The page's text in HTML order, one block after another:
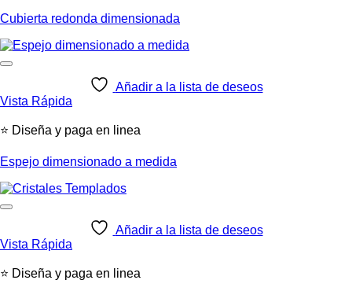
Cubierta redonda dimensionada
Añadir a la lista de deseos
Vista Rápida
⭐ Diseña y paga en linea
Espejo dimensionado a medida
Añadir a la lista de deseos
Vista Rápida
⭐ Diseña y paga en linea